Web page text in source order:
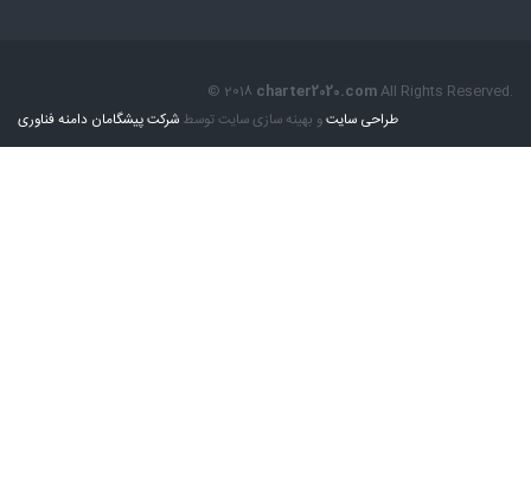
© 2018 charter2020.comAll Rights Reserved.
طراحی سایتو بهینه سازی سایت توسط شرکت پیشگامان دامنه فناوری